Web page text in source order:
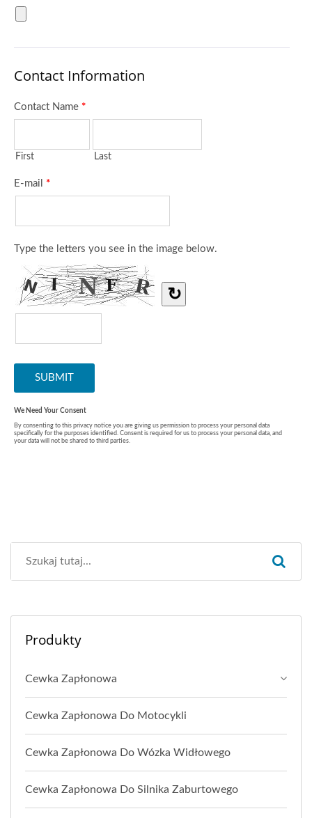
Produkty
Cewka Zapłonowa
Cewka Zapłonowa Do Motocykli
Cewka Zapłonowa Do Wózka Widłowego
Cewka Zapłonowa Do Silnika Zaburtowego